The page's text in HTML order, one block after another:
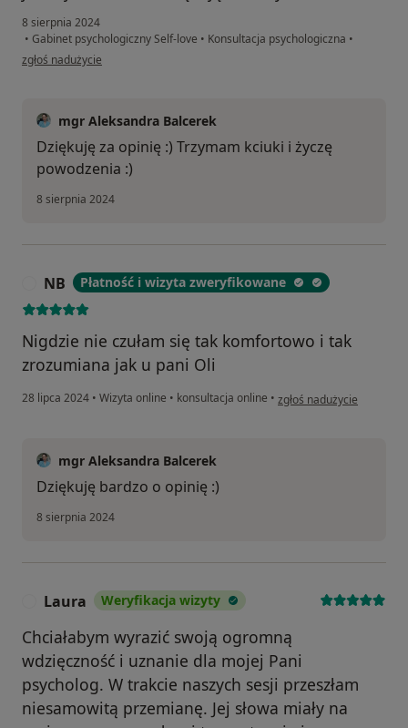
8 sierpnia 2024
• Gabinet psychologiczny Self-love • Konsultacja psychologiczna •
w opinii użytkownika Patrycja K.
zgłoś nadużycie
mgr Aleksandra Balcerek
Dziękuję za opinię :) Trzymam kciuki i życzę
powodzenia :)
8 sierpnia 2024
NB Płatność i wizyta zweryfikowane
Nigdzie nie czułam się tak komfortowo i tak
zrozumiana jak u pani Oli
28 lipca 2024 • Wizyta online • konsultacja online • w opinii użytkownika NB
zgłoś nadużycie
mgr Aleksandra Balcerek
Dziękuję bardzo o opinię :)
8 sierpnia 2024
Laura Weryfikacja wizyty
Chciałabym wyrazić swoją ogromną
wdzięczność i uznanie dla mojej Pani
psycholog. W trakcie naszych sesji przeszłam
niesamowitą przemianę. Jej słowa miały na